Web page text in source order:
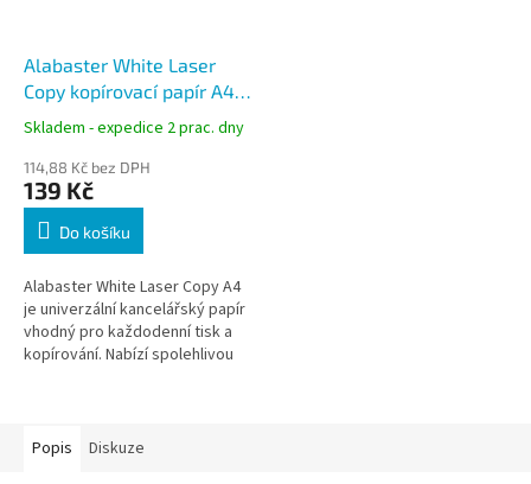
Alabaster White Laser
Copy kopírovací papír A4,
80 g, 500 listů
Skladem - expedice 2 prac. dny
114,88 Kč bez DPH
139 Kč
Do košíku
Alabaster White Laser Copy A4
je univerzální kancelářský papír
vhodný pro každodenní tisk a
kopírování. Nabízí spolehlivou
Popis Diskuze